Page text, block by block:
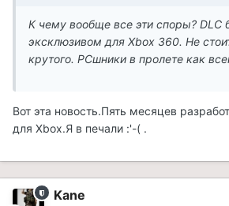
К чему вообще все эти споры? DLC
эксклюзивом для Xbox 360. Не
крутого. PCшники в пролете как
Вот эта новость.Пять месяцев
для Xbox.Я в печали :'-( .
Kane